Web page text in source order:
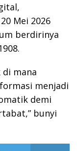
Mei 2026
berdirinya
di mana
menjadi
demi
bunyi